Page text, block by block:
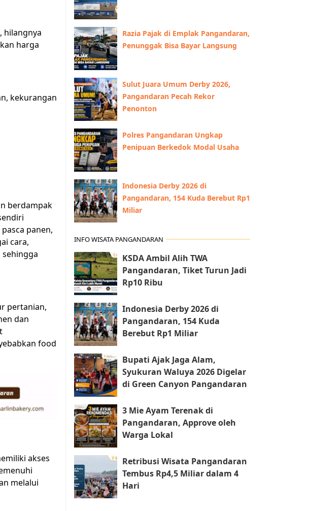
hilangnya
harga
kekurangan
berdampak
panen,
cara,
pertanian,
dan
food
akses
melalui
Razia Pajak di Emplak Pangandaran,
Penunggak Bisa Bayar Langsung
Sulut Juara Umum Derby 2026,
Pangandaran Pecah Rekor
Penonton
Polres Pangandaran Ungkap
Penipuan Berkedok Modal Usaha
Indonesia Derby 2026 di
Pangandaran, 154 Kuda Berebut Rp1
Miliar
INFO WISATA PANGANDARAN
KSDA Ambil Alih TWA
Pangandaran, Tiket Turun Jadi
Rp10 Ribu
Indonesia Derby 2026 di
Pangandaran, 154 Kuda
Berebut Rp1 Miliar
Bupati Ajak Jaga Alam,
Syukuran Waluya 2026 Digelar
di Green Canyon Pangandaran
3 Mie Ayam Terenak di
Pangandaran, Approve oleh
Warga Lokal
Retribusi Wisata Pangandaran
Tembus Rp4,5 Miliar dalam 4
Hari